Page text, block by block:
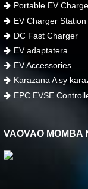
Portable EV
EV Charger Station
DC Fast Charger
EV adaptatera
EV Accessories
Karazana A sy
EPC EVSE
VAOVAO MOMBA